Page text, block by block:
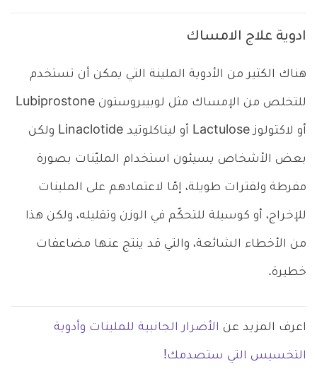
ادوية علاج الامساك
هناك الكثير من الأدوية الملينة التي يمكن أن تستخدم
للتخلص من الإمساك مثل لوبيبروستون Lubiprostone
أو لاكتولوز Lactulose أو ليناكلوتيد Linaclotide ولكن
بعض الأشخاص يسيئون استخدام المليّنات بصورة
مفرطة ولفترات طويلة، إمّا لاعتمادهم على الملينات
للإخراج، أو كوسيلة للتحكّم في الوزن وتقليله، ولكن هذا
من الأخطاء الشائعة، والتي قد ينتج عنها مضاعفات
خطيرة.
اعرف المزيد عن الأضرار الجانبية للملينات وأدوية
التخسيس التي ستصدمك!